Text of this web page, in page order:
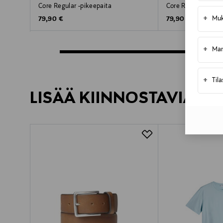
+
+
+
Core Regular -pikeepaita
Original Price
79,90 €
Core Regular -
Original Price
79,90 €
LISÄÄ KIINNOSTAVIA